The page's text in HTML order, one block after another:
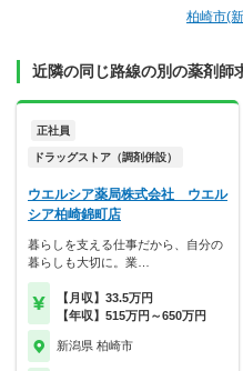
柏崎市(
近隣の同じ路線の別の薬剤師
正社員
ドラッグストア（調剤併設）
ウエルシア薬局株式会社 ウエル
シア柏崎錦町店
暮らしを支える仕事だから、自分の
暮らしも大切に。業…
【月収】33.5万円
【年収】515万円～650万円
新潟県 柏崎市